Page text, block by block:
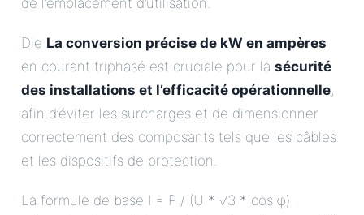
de l’emplacement d’utilisation.
Die La conversion précise de kW en ampères
en courant triphasé est cruciale pour la sécurité
des installations et l’efficacité opérationnelle,
afin d’éviter les surcharges et de dimensionner
correctement des composants tels que les câbles
et les dispositifs de protection.
La formule de base I = P / (U * √3 * cos φ)